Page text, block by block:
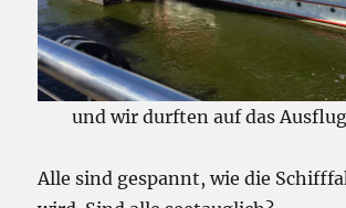
und wir durften auf das
Alle sind gespannt, wie die